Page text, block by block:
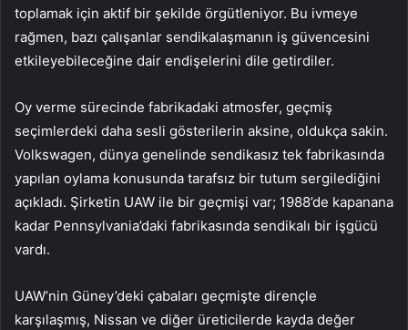
toplamak için aktif bir şekilde örgütleniyor. Bu ivmeye
rağmen, bazı çalışanlar sendikalaşmanın iş güvencesini
etkileyebileceğine dair endişelerini dile getirdiler.
Oy verme sürecinde fabrikadaki atmosfer, geçmiş
seçimlerdeki daha sesli gösterilerin aksine, oldukça sakin.
Volkswagen, dünya genelinde sendikasız tek fabrikasında
yapılan oylama konusunda tarafsız bir tutum sergilediğini
açıkladı. Şirketin UAW ile bir geçmişi var; 1988’de kapanana
kadar Pennsylvania’daki fabrikasında sendikalı bir işgücü
vardı.
UAW’nin Güney’deki çabaları geçmişte dirençle
karşılaşmış, Nissan ve diğer üreticilerde kayda değer